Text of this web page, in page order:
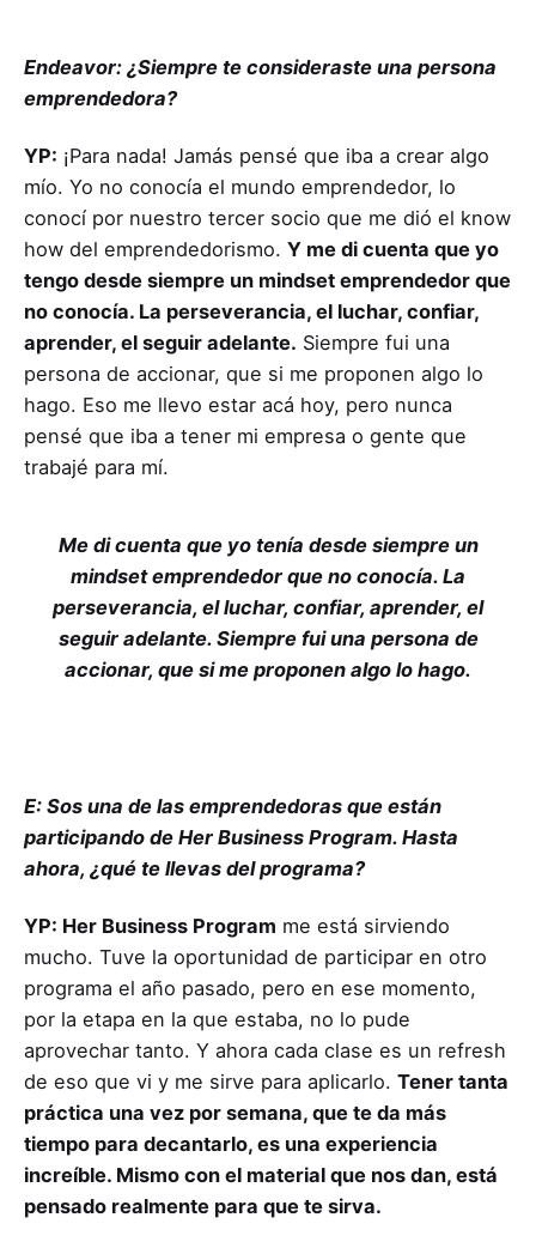
Endeavor: ¿Siempre te consideraste una persona
emprendedora?
YP: ¡Para nada! Jamás pensé que iba a crear algo
mío. Yo no conocía el mundo emprendedor, lo
conocí por nuestro tercer socio que me dió el know
how del emprendedorismo. Y me di cuenta que yo
tengo desde siempre un mindset emprendedor que
no conocía. La perseverancia, el luchar, confiar,
aprender, el seguir adelante. Siempre fui una
persona de accionar, que si me proponen algo lo
hago. Eso me llevo estar acá hoy, pero nunca
pensé que iba a tener mi empresa o gente que
trabajé para mí.
Me di cuenta que yo tenía desde siempre un
mindset emprendedor que no conocía. La
perseverancia, el luchar, confiar, aprender, el
seguir adelante. Siempre fui una persona de
accionar, que si me proponen algo lo hago.
E: Sos una de las emprendedoras que están
participando de Her Business Program. Hasta
ahora, ¿qué te llevas del programa?
YP: Her Business Program me está sirviendo
mucho. Tuve la oportunidad de participar en otro
programa el año pasado, pero en ese momento,
por la etapa en la que estaba, no lo pude
aprovechar tanto. Y ahora cada clase es un refresh
de eso que vi y me sirve para aplicarlo. Tener tanta
práctica una vez por semana, que te da más
tiempo para decantarlo, es una experiencia
increíble. Mismo con el material que nos dan, está
pensado realmente para que te sirva.